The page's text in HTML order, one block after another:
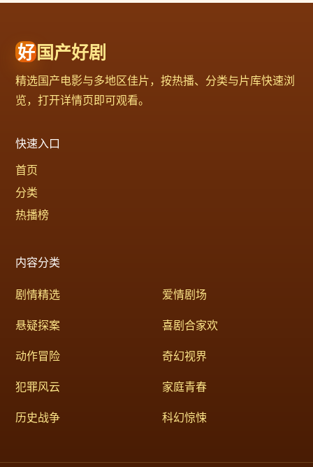
好国产好剧
精选国产电影与多地区佳片，按热播、分类与片库快速浏
览，打开详情页即可观看。
快速入口
首页
分类
热播榜
内容分类
剧情精选
爱情剧场
悬疑探案
喜剧合家欢
动作冒险
奇幻视界
犯罪风云
家庭青春
历史战争
科幻惊悚